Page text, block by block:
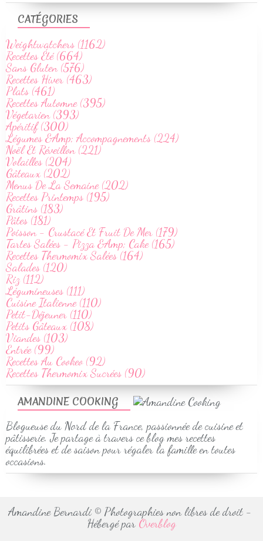
AMANDINE COOKING
Blogueuse du Nord de la France, passionnée de cuisine et
pâtisserie. Je partage à travers ce blog mes recettes
équilibrées et de saison pour régaler la famille en toutes
occasions.
CATÉGORIES
Weightwatchers (1162)
Recettes Été (664)
Sans Gluten (576)
Recettes Hiver (463)
Plats (461)
Recettes Automne (395)
Végetarien (393)
Apéritif (300)
Légumes &Amp; Accompagnements (224)
Noël Et Réveillon (221)
Volailles (204)
Gâteaux (202)
Menus De La Semaine (202)
Recettes Printemps (195)
Grâtins (183)
Pâtes (181)
Poisson - Crustacé Et Fruit De Mer (179)
Tartes Salées - Pizza &Amp; Cake (165)
Recettes Thermomix Salées (164)
Salades (120)
Riz (112)
Légumineuses (111)
Cuisine Italienne (110)
Petit-Déjeuner (110)
Petits Gâteaux (108)
Viandes (103)
Entrée (99)
Recettes Au Cookeo (92)
Recettes Thermomix Sucrées (90)
Amandine Bernardi © Photographies non libres de droit -
Hébergé par Overblog